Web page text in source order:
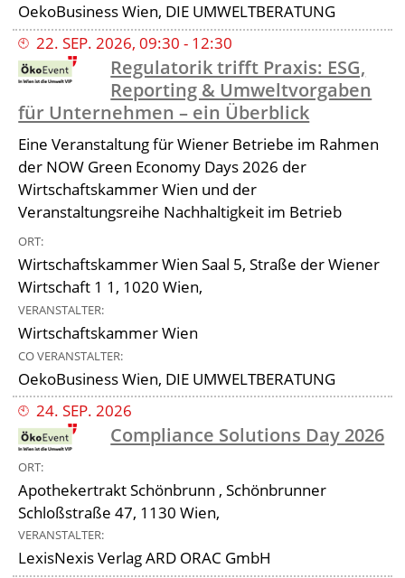
OekoBusiness Wien, DIE UMWELTBERATUNG
22.SEP.2026,09:30 - 12:30
Regulatorik trifft Praxis: ESG,
Reporting & Umweltvorgaben
für Unternehmen – ein Überblick
Eine Veranstaltung für Wiener Betriebe im Rahmen
der NOW Green Economy Days 2026 der
Wirtschaftskammer Wien und der
Veranstaltungsreihe Nachhaltigkeit im Betrieb
ORT
Wirtschaftskammer Wien Saal 5, Straße der Wiener
Wirtschaft 1 1, 1020 Wien,
VERANSTALTER
Wirtschaftskammer Wien
CO VERANSTALTER
OekoBusiness Wien, DIE UMWELTBERATUNG
24.SEP.2026
Compliance Solutions Day 2026
ORT
Apothekertrakt Schönbrunn , Schönbrunner
Schloßstraße 47, 1130 Wien,
VERANSTALTER
LexisNexis Verlag ARD ORAC GmbH